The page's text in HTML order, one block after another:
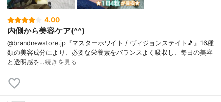
4.00
内側から美容ケア(^^)
@brandnewstore.jp『マスターホワイト / ヴィジョンステイト🎵』16種
類の美容成分により、必要な栄養素をバランスよく吸収し、毎日の美容
と透明感を…続きを見る